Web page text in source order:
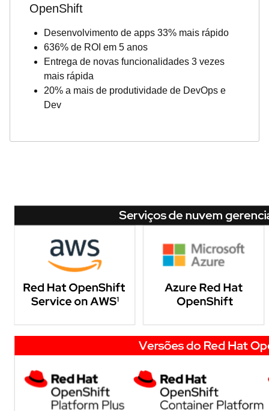
OpenShift
Desenvolvimento de apps 33% mais rápido
636% de ROI em 5 anos
Entrega de novas funcionalidades 3 vezes
mais rápida
20% a mais de produtividade de DevOps e
Dev